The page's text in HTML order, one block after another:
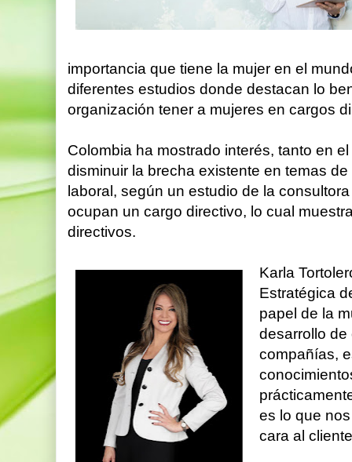
importancia que tiene la mujer en el
diferentes estudios donde destacan lo
organización tener a mujeres en cargos
Colombia ha mostrado interés, tanto en
disminuir la brecha existente en temas
laboral, según un estudio de la
ocupan un cargo directivo, lo cual
directivos.
Karla
Estratégica
papel de la
desarrollo
compañías,
es lo que
cara al